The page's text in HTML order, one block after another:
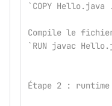
`COPY Hello.java
Compile le
`RUN javac
Étape 2 :